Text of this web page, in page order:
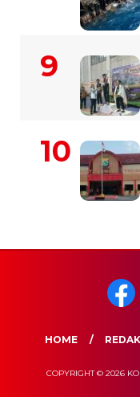
HOME
COPYRIGHT © 2026